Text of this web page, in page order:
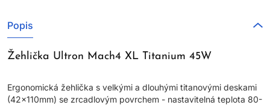
Popis
Žehlička Ultron Mach4 XL Titanium 45W
Ergonomická žehlička s velkými a dlouhými titanovými deskami
(42x110mm) se zrcadlovým povrchem - nastavitelná teplota 80-